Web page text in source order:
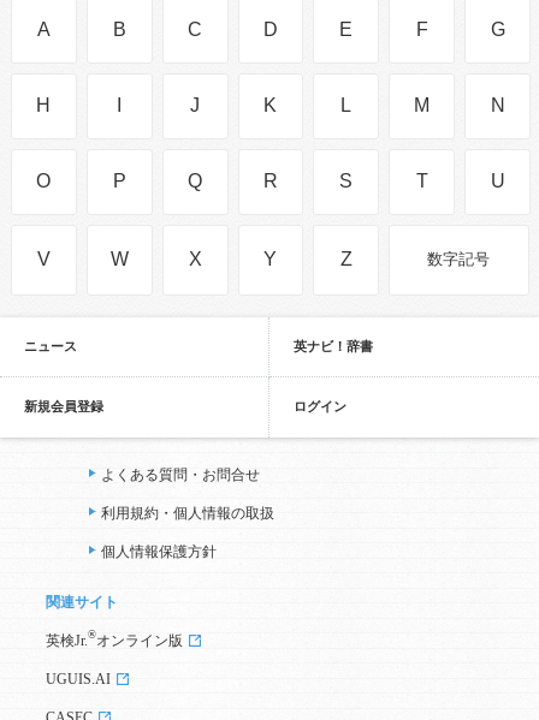
A B C D E F G
H J K L M N
O P Q R S T U
V W X Y Z 数字記号
ニュース 英ナビ！辞書
新規会員登録 ログイン
よくある質問・お問合せ
利用規約・個人情報の取扱
個人情報保護方針
関連サイト
英検Jr. ®オンライン版
UGUIS.AI